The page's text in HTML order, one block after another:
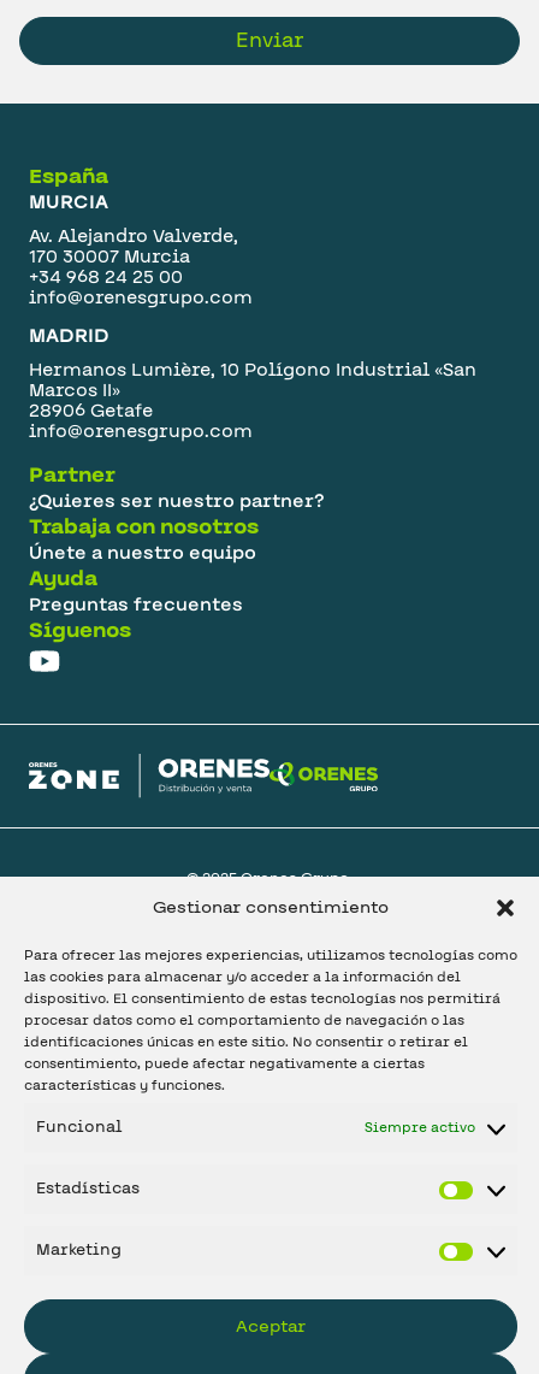
Gestionar consentimiento
Para ofrecer las mejores experiencias, utilizamos tecnologías como
las cookies para almacenar y/o acceder a la información del
dispositivo. El consentimiento de estas tecnologías nos permitirá
procesar datos como el comportamiento de navegación o las
identificaciones únicas en este sitio. No consentir o retirar el
consentimiento, puede afectar negativamente a ciertas
características y funciones.
Funcional Siempre activo
Estadísticas
Marketing
Aceptar
Enviar
España
MURCIA
Av. Alejandro Valverde,
170 30007 Murcia
+34 968 24 25 00
info@orenesgrupo.com
MADRID
Hermanos Lumière, 10 Polígono Industrial «San
Marcos II»
28906 Getafe
info@orenesgrupo.com
Partner
¿Quieres ser nuestro partner?
Trabaja con nosotros
Únete a nuestro equipo
Ayuda
Preguntas frecuentes
Síguenos
@ 2025 Orenes Grupo.
Política de privacidad.
Política de cookies.
¡Estrenamos canal
deYouTube!
nuestro nuevo canal y no te pierdas ninguna
de nuestras novedades, productos y contenido
en vídeo.